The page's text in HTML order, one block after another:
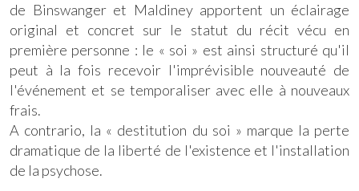
de Binswanger et Maldiney apportent un éclairage
original et concret sur le statut du récit vécu en
première personne : le « soi » est ainsi structuré qu'il
peut à la fois recevoir l'imprévisible nouveauté de
l'événement et se temporaliser avec elle à nouveaux
frais.
A contrario, la « destitution du soi » marque la perte
dramatique de la liberté de l'existence et l'installation
de la psychose.